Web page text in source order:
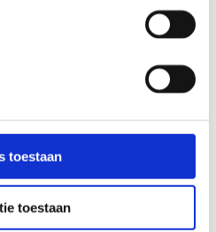
toestaan
toestaan
uit ruim 32.000 m2
Andere huurders in dit